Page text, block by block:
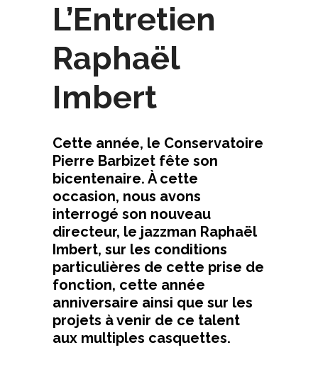
L’Entretien
Raphaël
Imbert
Cette année, le Conservatoire
Pierre Barbizet fête son
bicentenaire. À cette
occasion, nous avons
interrogé son nouveau
directeur, le jazzman Raphaël
Imbert, sur les conditions
particulières de cette prise de
fonction, cette année
anniversaire ainsi que sur les
projets à venir de ce talent
aux multiples casquettes.